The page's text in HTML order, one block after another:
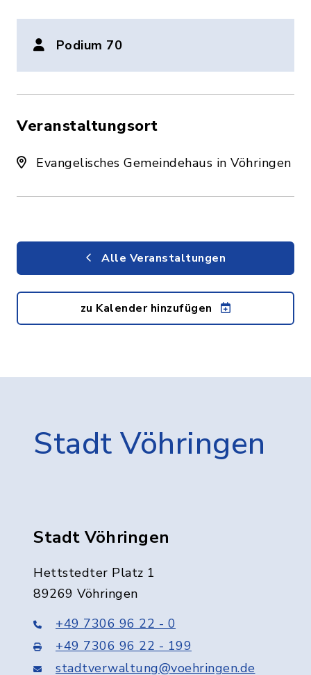
Podium 70
Veranstaltungsort
Evangelisches Gemeindehaus in Vöhringen
Alle Veranstaltungen
zu Kalender hinzufügen
Stadt Vöhringen
Stadt Vöhringen
Hettstedter Platz 1
89269 Vöhringen
+49 7306 96 22 - 0
+49 7306 96 22 - 199
stadtverwaltung@voehringen.de